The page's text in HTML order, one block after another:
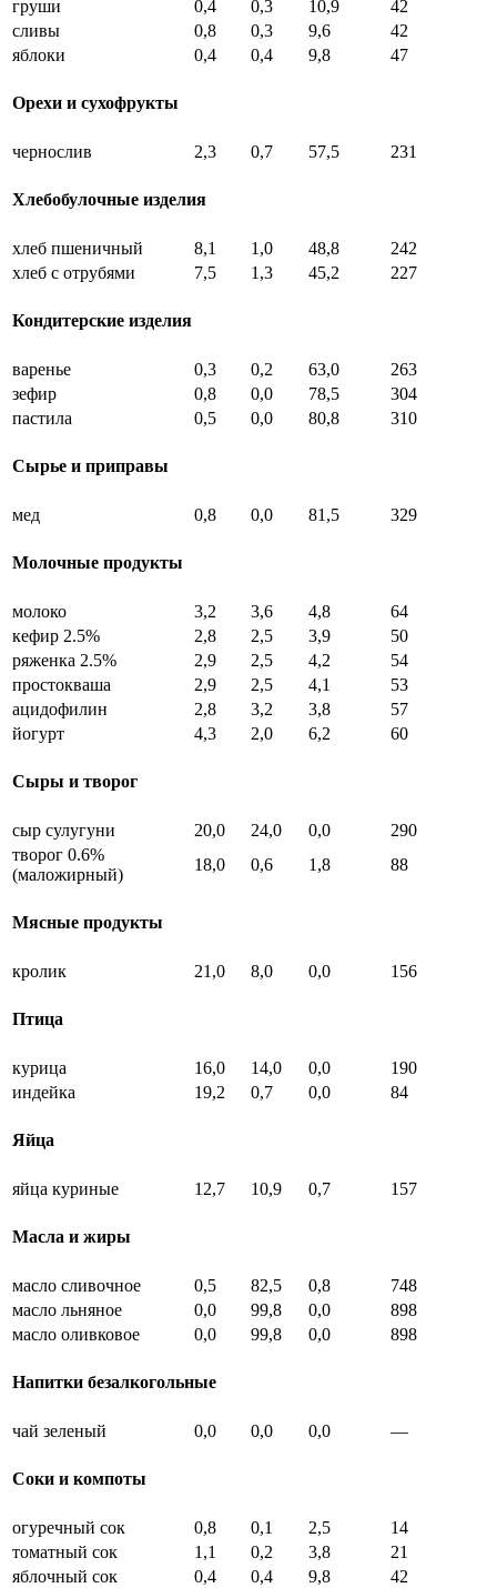
груши 0,4 0,3 10,9
42
сливы
0,8 0,3 9,6
42
яблоки
0,4 0,4 9,8 47
Орехи и сухофрукты
чернослив 2,3 0,7 57,5 231
Хлебобулочные изделия
хлеб пшеничный 8,1 1,0 48,8
242
хлеб с отрубями
7,5 1,3 45,2 227
Кондитерские изделия
варенье 0,3 0,2 63,0
263
зефир
0,8 0,0 78,5
304
пастила
0,5 0,0 80,8 310
Сырье и приправы
мед 0,8 0,0 81,5 329
Молочные продукты
молоко 3,2 3,6 4,8
64
кефир 2.5%
2,8 2,5 3,9
50
ряженка 2.5%
2,9 2,5 4,2
54
простокваша
2,9 2,5 4,1
53
ацидофилин
2,8 3,2 3,8
57
йогурт
4,3 2,0 6,2 60
Сыры и творог
сыр сулугуни 20,0 24,0 0,0
290
творог 0.6%
(маложирный)
18,0 0,6 1,8 88
Мясные продукты
кролик 21,0 8,0 0,0 156
Птица
курица 16,0 14,0 0,0
190
индейка
19,2 0,7 0,0 84
Яйца
яйца куриные 12,7 10,9 0,7 157
Масла и жиры
масло сливочное 0,5 82,5 0,8
748
масло льняное
0,0 99,8 0,0
898
масло оливковое
0,0 99,8 0,0 898
Напитки безалкогольные
чай зеленый 0,0 0,0 0,0 —
Соки и компоты
огуречный сок 0,8 0,1 2,5
14
томатный сок
1,1 0,2 3,8
21
яблочный сок
0,4 0,4 9,8 42